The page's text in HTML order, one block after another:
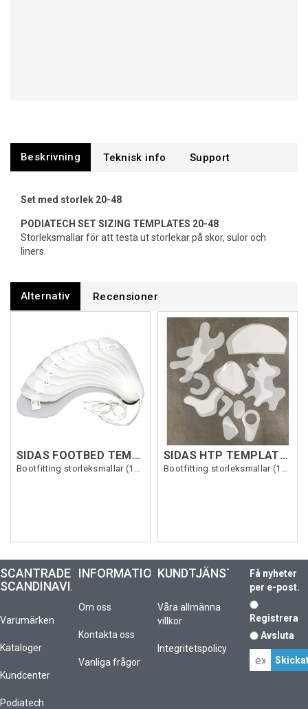
Beskrivning Support
Set med storlek 20-48
PODIATECH SET SIZING TEMPLATES 20-48
Storleksmallar för att testa ut storlekar på skor, sulor och
liners.
Alternativ Recensioner
SIDAS FOOTBED TEMPLATES Winter
Bootfitting storleksmallar (11 delar)
SIDAS HTP TEMPLATE Vit
Bootfitting storleksmallar (15 delar)
SCANTRADE
SCANDINAVIA
Varumärken
Kataloger
Kundcenter
Podiatech
INFORMATION
Om oss
Kontakta oss
Vanliga frågor
KUNDTJÄNST
Våra allmänna
villkor
Integritetspolicy
Få nyheter
per e-post.
Registrera
Avsluta